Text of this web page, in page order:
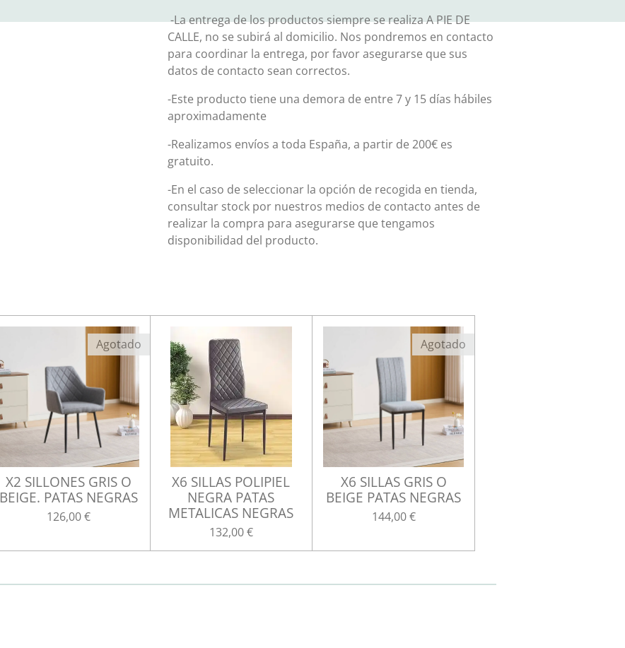
-La entrega de los productos siempre se realiza A PIE DE
CALLE, no se subirá al domicilio. Nos pondremos en contacto
para coordinar la entrega, por favor asegurarse que sus
datos de contacto sean correctos.
-Este producto tiene una demora de entre 7 y 15 días hábiles
aproximadamente
-Realizamos envíos a toda España, a partir de 200€ es
gratuito.
-En el caso de seleccionar la opción de recogida en tienda,
consultar stock por nuestros medios de contacto antes de
realizar la compra para asegurarse que tengamos
disponibilidad del producto.
Agotado
X2 SILLONES GRIS O
BEIGE. PATAS NEGRAS
126,00 €
X6 SILLAS POLIPIEL
NEGRA PATAS
METALICAS NEGRAS
132,00 €
Agotado
X6 SILLAS GRIS O
BEIGE PATAS NEGRAS
144,00 €